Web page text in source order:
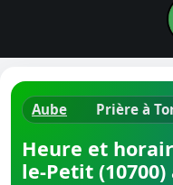
Aube Prière à
Heure et
le-Petit